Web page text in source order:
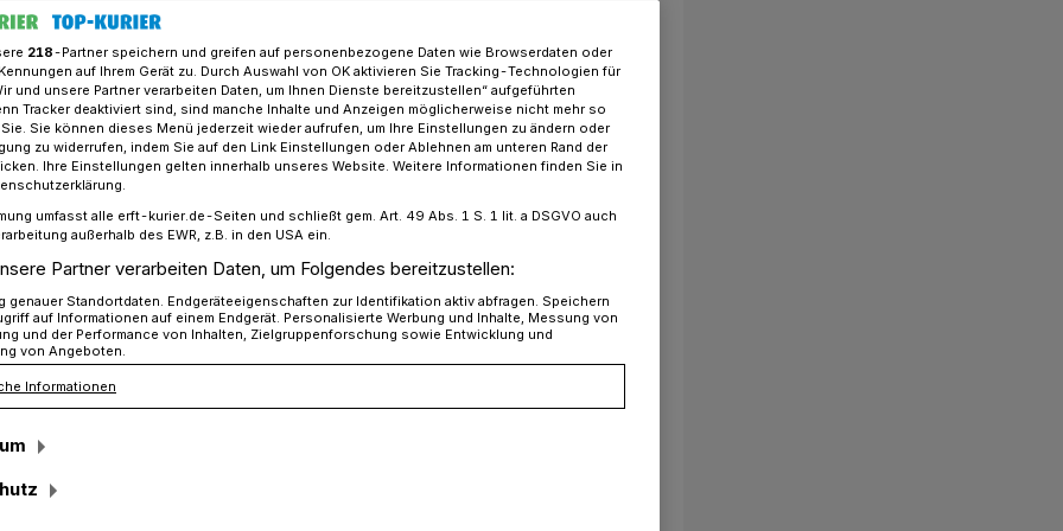
5.000 Euro im Spendentopf
und 500 Zuschauer auf der
die Südanlage in Neuenhausen
Gemeinschaft und soziales
die Initiatoren Dennis Beitzel und
mit dem 1. FC Süd zum großen
an der Hauptstraße 130 ein. Der
218-Partner speichern und greifen auf personenbezogene Daten wie Browserdaten oder
auf Ihrem Gerät zu. Durch Auswahl von OK aktivieren Sie Tracking-Technologien für
und unsere Partner verarbeiten Daten, um Ihnen Dienste bereitzustellen“ aufgeführten
Tracker deaktiviert sind, sind manche Inhalte und Anzeigen möglicherweise nicht mehr so
Sie können dieses Menü jederzeit wieder aufrufen, um Ihre Einstellungen zu ändern oder
zu widerrufen, indem Sie auf den Link Einstellungen oder Ablehnen am unteren Rand der
Ihre Einstellungen gelten innerhalb unseres Website. Weitere Informationen finden Sie in
umfasst alle erft-kurier.de-Seiten und schließt gem. Art. 49 Abs. 1 S. 1 lit. a DSGVO auch
außerhalb des EWR, z.B. in den USA ein.
Partner verarbeiten Daten, um Folgendes bereitzustellen:
genauer Standortdaten. Endgeräteeigenschaften zur Identifikation aktiv abfragen. Speichern
auf Informationen auf einem Endgerät. Personalisierte Werbung und Inhalte, Messung von
und der Performance von Inhalten, Zielgruppenforschung sowie Entwicklung und
von Angeboten.
Informationen